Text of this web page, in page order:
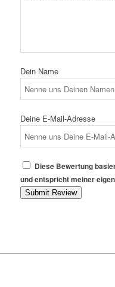
Dein Name
Deine E-Mail-Adresse
Diese Bewertung
und entspricht meiner
Submit Review